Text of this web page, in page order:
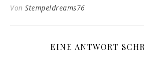
Von Stempeldreams76
EINE ANTWORT